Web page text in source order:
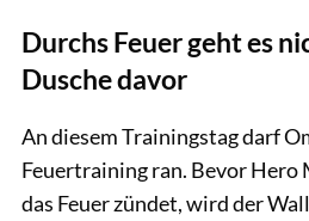
Durchs Feuer geht es
Dusche davor
An diesem Trainingstag darf
Feuertraining ran. Bevor
das Feuer zündet, wird der